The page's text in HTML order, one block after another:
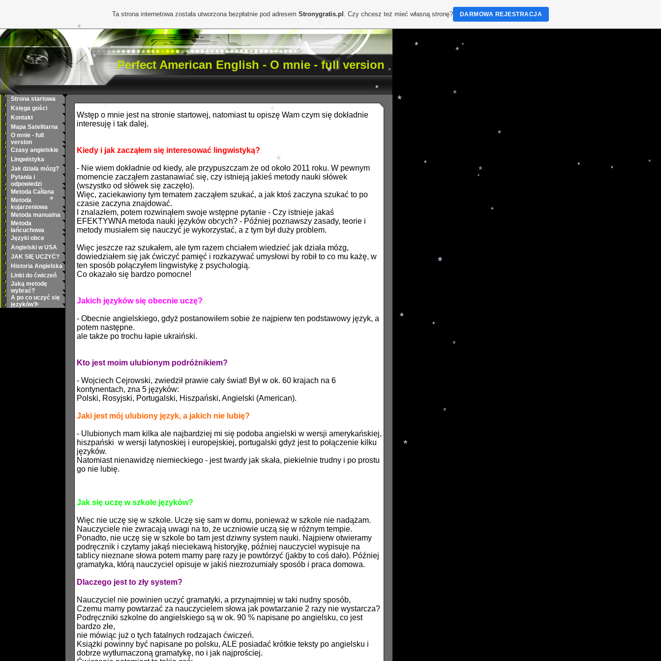
Perfect American English - O mnie - full version
Strona startowa
Księga gości
Kontakt
Mapa Satelitarna
O mnie - full
version
Czasy angielskie
Lingwistyka
Jak działa mózg?
Pytania i
odpowiedzi
Metoda Callana
Metoda
kojarzeniowa
Metoda manualna
Metoda
łańcuchowa
Języki obce
Angielski w USA
JAK SIĘ UCZYĆ?
Historia Angielska
Linki do ćwiczeń
Jaką metodę
wybrać?
A po co uczyć się
języków?
Wstęp o mnie jest na stronie startowej, natomiast tu opiszę Wam czym się dokładnie
interesuję i tak dalej.
Kiedy i jak zacząłem się interesować lingwistyką?
- Nie wiem dokładnie od kiedy, ale przypuszczam że od około 2011 roku. W pewnym
momencie zacząłem zastanawiać się, czy istnieją jakieś metody nauki słówek
(wszystko od słówek się zaczęło).
Więc, zaciekawiony tym tematem zacząłem szukać, a jak ktoś zaczyna szukać to po
czasie zaczyna znajdować.
I znalazłem, potem rozwinąłem swoje wstępne pytanie - Czy istnieje jakaś
EFEKTYWNA metoda nauki języków obcych? - Później poznawszy zasady, teorie i
metody musiałem się nauczyć je wykorzystać, a z tym był duży problem.
Więc jeszcze raz szukałem, ale tym razem chciałem wiedzieć jak działa mózg,
dowiedziałem się jak ćwiczyć pamięć i rozkazywać umysłowi by robił to co mu każę, w
ten sposób połączyłem lingwistykę z psychologią.
Co okazało się bardzo pomocne!
Jakich języków się obecnie uczę?
- Obecnie angielskiego, gdyż postanowiłem sobie że najpierw ten podstawowy język, a
potem następne.
ale także po trochu łapie ukraiński.
Kto jest moim ulubionym podróżnikiem?
- Wojciech Cejrowski, zwiedził prawie cały świat! Był w ok. 60 krajach na 6
kontynentach, zna 5 języków:
Polski, Rosyjski, Portugalski, Hiszpański, Angielski (American).
Jaki jest mój ulubiony język, a jakich nie lubię?
- Ulubionych mam kilka ale najbardziej mi się podoba angielski w wersji amerykańskiej,
hiszpański w wersji latynoskiej i europejskiej, portugalski gdyż jest to połączenie kilku
języków.
Natomiast nienawidzę niemieckiego - jest twardy jak skała, piekielnie trudny i po prostu
go nie lubię.
Jak się uczę w szkole języków?
Więc nie uczę się w szkole. Uczę się sam w domu, ponieważ w szkole nie nadążam.
Nauczyciele nie zwracają uwagi na to, że uczniowie uczą się w różnym tempie.
Ponadto, nie uczę się w szkole bo tam jest dziwny system nauki. Najpierw otwieramy
podręcznik i czytamy jakąś nieciekawą historyjkę, później nauczyciel wypisuje na
tablicy nieznane słowa potem mamy parę razy je powtórzyć (jakby to coś dało). Później
gramatyka, którą nauczyciel opisuje w jakiś niezrozumiały sposób i praca domowa.
Dlaczego jest to zły system?
Nauczyciel nie powinien uczyć gramatyki, a przynajmniej w taki nudny sposób,
Czemu mamy powtarzać za nauczycielem słowa jak powtarzanie 2 razy nie wystarcza?
Podręczniki szkolne do angielskiego są w ok. 90 % napisane po angielsku, co jest
bardzo złe,
nie mówiąc już o tych fatalnych rodzajach ćwiczeń.
Książki powinny być napisane po polsku, ALE posiadać krótkie teksty po angielsku i
dobrze wytłumaczoną gramatykę, no i jak najprościej.
Ta strona internetowa została utworzona bezpłatnie pod adresem Stronygratis.pl . Czy chcesz też mieć własną stronę? DARMOWA REJESTRACJA
*
*
*
*
*
*
*
*
*
*
*
*